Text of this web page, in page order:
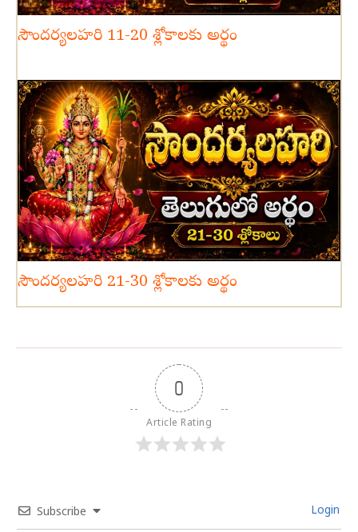
సౌందర్యలహరి 11-20 శ్లోకాలకు అర్థం
సౌందర్యలహరి 21-30 శ్లోకాలకు అర్థం
0
Article Rating
Subscribe Login